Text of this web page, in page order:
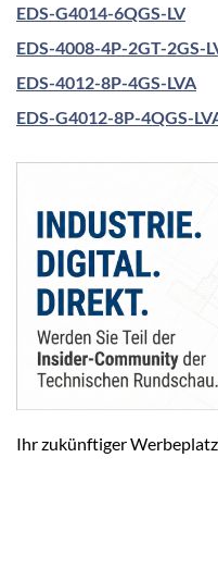
EDS-G4014-6QGS-LV
EDS-4008-4P-2GT-2GS-
EDS-4012-8P-4GS-LVA
EDS-G4012-8P-4QGS-
Ihr zukünftiger